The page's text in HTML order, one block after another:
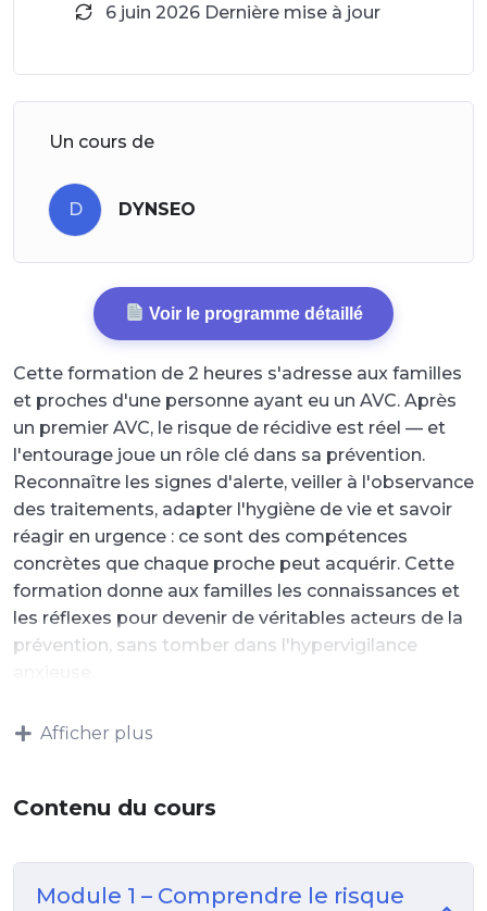
6 juin 2026 Dernière mise à jour
Un cours de
D DYNSEO
Voir le programme détaillé
Cette formation de 2 heures s'adresse aux familles
et proches d'une personne ayant eu un AVC. Après
un premier AVC, le risque de récidive est réel — et
l'entourage joue un rôle clé dans sa prévention.
Reconnaître les signes d'alerte, veiller à l'observance
des traitements, adapter l'hygiène de vie et savoir
réagir en urgence : ce sont des compétences
concrètes que chaque proche peut acquérir. Cette
formation donne aux familles les connaissances et
les réflexes pour devenir de véritables acteurs de la
prévention, sans tomber dans l'hypervigilance
Afficher plus
Contenu du cours
Module 1 – Comprendre le risque